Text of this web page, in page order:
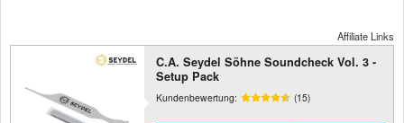
Affiliate Links
C.A. Seydel Söhne Soundcheck Vol. 3 -
Setup Pack
Kundenbewertung: (15)